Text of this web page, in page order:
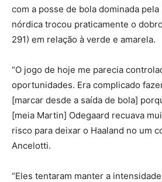
com a posse de bola dominada
nórdica trocou praticamente o
291) em relação à verde e amarela.
“O jogo de hoje me parecia
oportunidades. Era complicado
[marcar desde a saída de bola]
[meia Martin] Odegaard recuava
risco para deixar o Haaland no um
Ancelotti.
“Eles tentaram manter a